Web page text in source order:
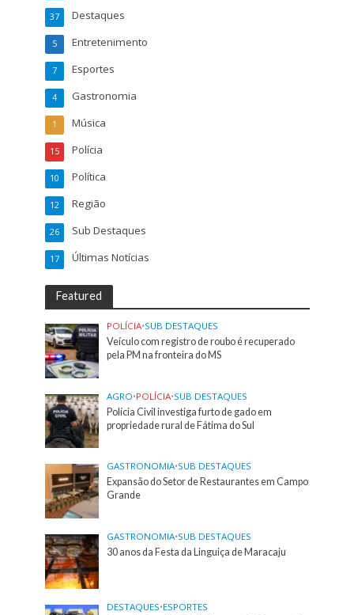
Destaques
37
Entretenimento
5
Esportes
7
Gastronomia
4
Música
1
Polícia
15
Política
10
Região
12
Sub Destaques
26
Últimas Notícias
17
Featured
POLÍCIA•SUB DESTAQUES
Veículo com registro de roubo é recuperado
pela PM na fronteira do MS
AGRO•POLÍCIA•SUB DESTAQUES
Polícia Civil investiga furto de gado em
propriedade rural de Fátima do Sul
GASTRONOMIA•SUB DESTAQUES
Expansão do Setor de Restaurantes em Campo
Grande
GASTRONOMIA•SUB DESTAQUES
30 anos da Festa da Linguiça de Maracaju
DESTAQUES•ESPORTES